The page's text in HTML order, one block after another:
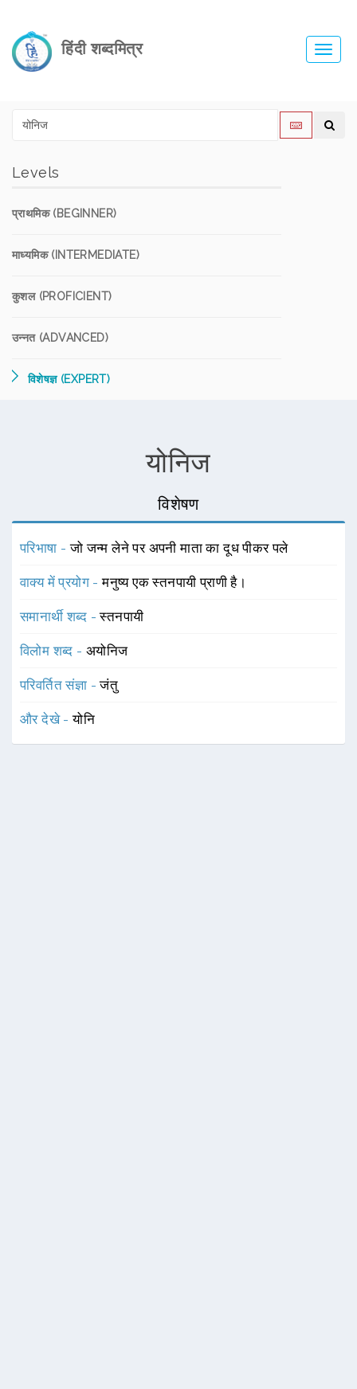
हिंदी शब्दमित्र
Levels
प्राथमिक (BEGINNER)
माध्यमिक (INTERMEDIATE)
कुशल (PROFICIENT)
उन्नत (ADVANCED)
विशेषज्ञ (EXPERT)
योनिज
विशेषण
परिभाषा -जो जन्म लेने पर अपनी माता का दूध पीकर पले
वाक्य में प्रयोग -मनुष्य एक स्तनपायी प्राणी है।
समानार्थी शब्द -स्तनपायी
विलोम शब्द - अयोनिज
परिवर्तित संज्ञा -जंतु
और देखे -योनि